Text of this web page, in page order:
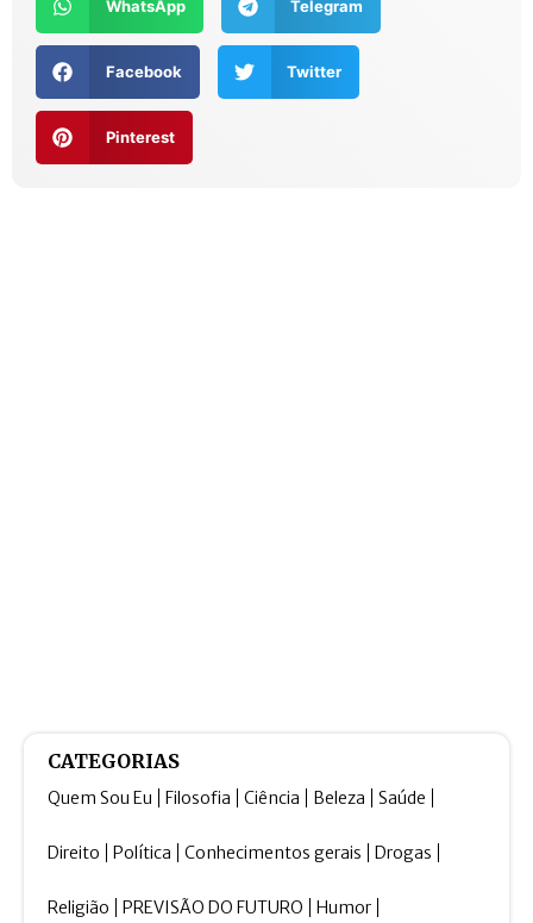
WhatsApp Telegram
Facebook Twitter
Pinterest
CATEGORIAS
Quem Sou Eu Filosofia Ciência Beleza Saúde
Direito Política Conhecimentos gerais Drogas
Religião PREVISÃO DO FUTURO Humor